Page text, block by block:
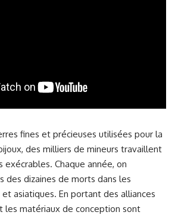
fines et précieuses utilisées pour la
des milliers de mineurs travaillent
exécrables. Chaque année, on
des dizaines de morts dans les
asiatiques. En portant des alliances
les matériaux de conception sont